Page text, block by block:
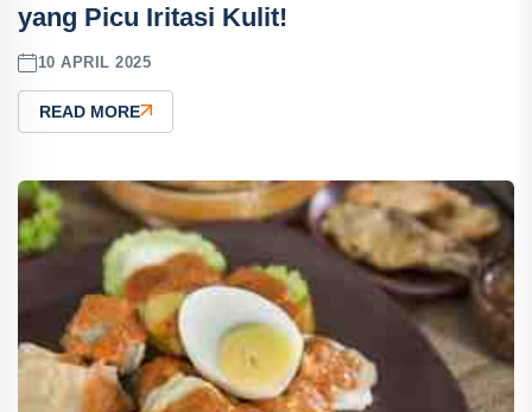
yang Picu Iritasi Kulit!
10 APRIL 2025
READ MORE